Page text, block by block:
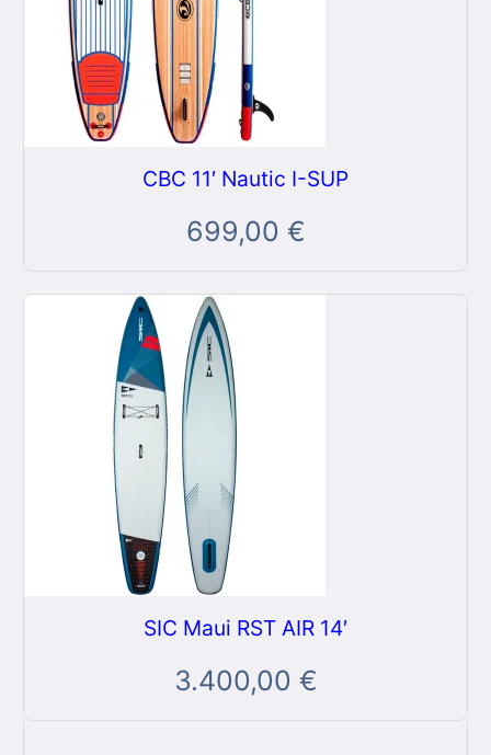
CBC 11′ Nautic I-SUP
699,00 €
SIC Maui RST AIR 14′
3.400,00 €